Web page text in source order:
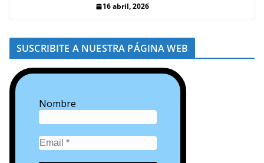
16 abril, 2026
SUSCRIBITE A NUESTRA PÁGINA WEB
Nombre